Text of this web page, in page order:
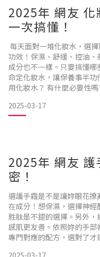
2025年 網友
一次搞懂！
每天面對一堆化妝水，選
功效！保濕、舒緩、控油
成分也不一樣。只要搞懂
命定化妝水，讓保養事半
用化妝水？ 有什麼必要性
是關鍵原因：補水保濕：清
補充水分，讓皮膚維持水潤
2025-03-17
2025年 網友
密！
選護手霜是不是讓妳眼花
在成分！想保濕，選擇神經
胜肽是不錯的選擇。另外
感肌更友善。依照妳的手
專門對應的配方，選對了
2025-03-17